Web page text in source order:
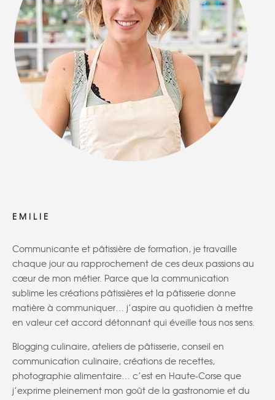
EMILIE
Communicante et pâtissière de formation, je travaille
chaque jour au rapprochement de ces deux passions au
cœur de mon métier. Parce que la communication
sublime les créations pâtissières et la pâtisserie donne
matière à communiquer… j’aspire au quotidien à mettre
en valeur cet accord détonnant qui éveille tous nos sens.
Blogging culinaire, ateliers de pâtisserie, conseil en
communication culinaire, créations de recettes,
photographie alimentaire… c’est en Haute-Corse que
j’exprime pleinement mon goût de la gastronomie et du